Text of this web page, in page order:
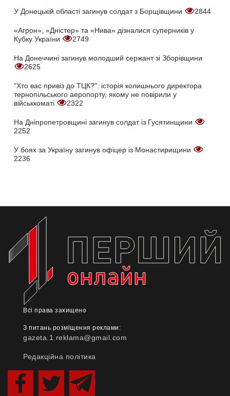
У Донецькій області загинув солдат з Борщівщини 2844
«Агрон», «Дністер» та «Нива» дізналися суперників у
Кубку України
2749
На Донеччині загинув молодший сержант зі Зборівщини
2625
"Хто вас привіз до ТЦК?": історія колишнього директора
тернопільського аеропорту, якому не повірили у
військкоматі
2322
На Дніпропетровщині загинув солдат із Гусятинщини
2252
У боях за Україну загинув офіцер із Монастирищини
2236
Всі права захищено
З питань розміщення реклами:
gazeta.1.reklama@gmail.com
Редакційна політика